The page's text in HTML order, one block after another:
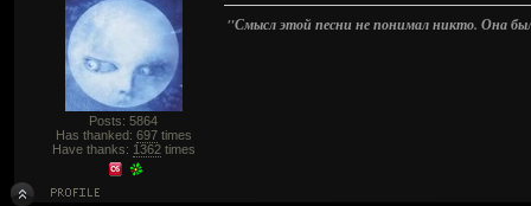
Posts: 5864
Has thanked: 697times
Have thanks: 1362times
"Смысл этой песни не понимал никто. Она была